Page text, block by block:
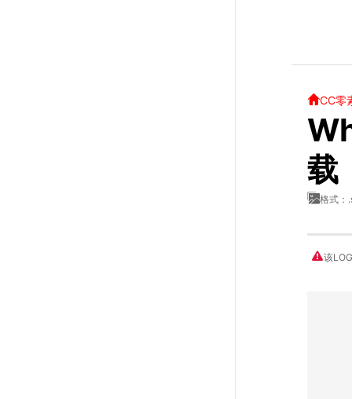
CC零
载
格式：
该